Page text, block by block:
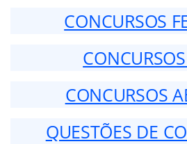
CONCURSOS
CONCURSOS
QUESTÕES DE